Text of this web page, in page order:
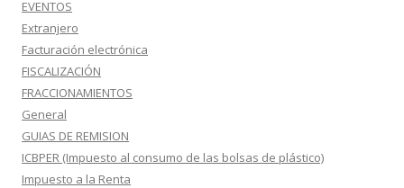
EVENTOS
Extranjero
Facturación electrónica
FISCALIZACIÓN
FRACCIONAMIENTOS
General
GUIAS DE REMISION
ICBPER (Impuesto al consumo de las bolsas de plástico)
Impuesto a la Renta